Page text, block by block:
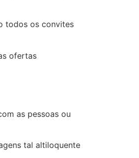
todos os convites
ofertas
as pessoas ou
tal altiloquente